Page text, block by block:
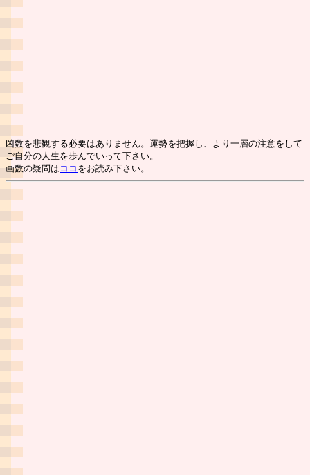
凶数を悲観する必要はありません。運勢を把握し、より一層の注意をして
ご自分の人生を歩んでいって下さい。
画数の疑問は ココ をお読み下さい。